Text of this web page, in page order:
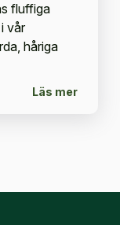
fluffiga
vår
håriga
Läs mer